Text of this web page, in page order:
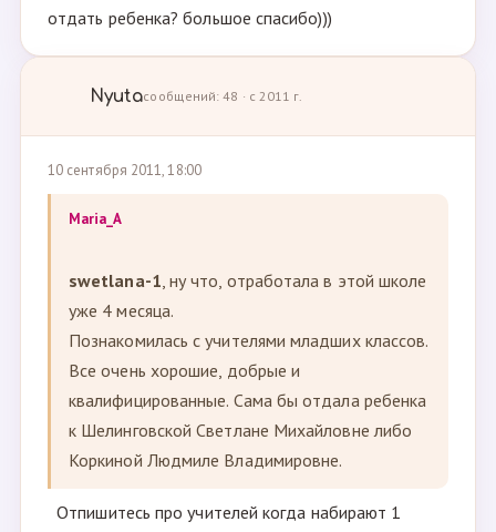
отдать ребенка? большое спасибо)))
Nyutaсообщений: 48 · с 2011 г.
10 сентября 2011, 18:00
Maria_A
swetlana-1, ну что, отработала в этой школе
уже 4 месяца.
Познакомилась с учителями младших классов.
Все очень хорошие, добрые и
квалифицированные. Сама бы отдала ребенка
к Шелинговской Светлане Михайловне либо
Коркиной Людмиле Владимировне.
Отпишитесь про учителей когда набирают 1